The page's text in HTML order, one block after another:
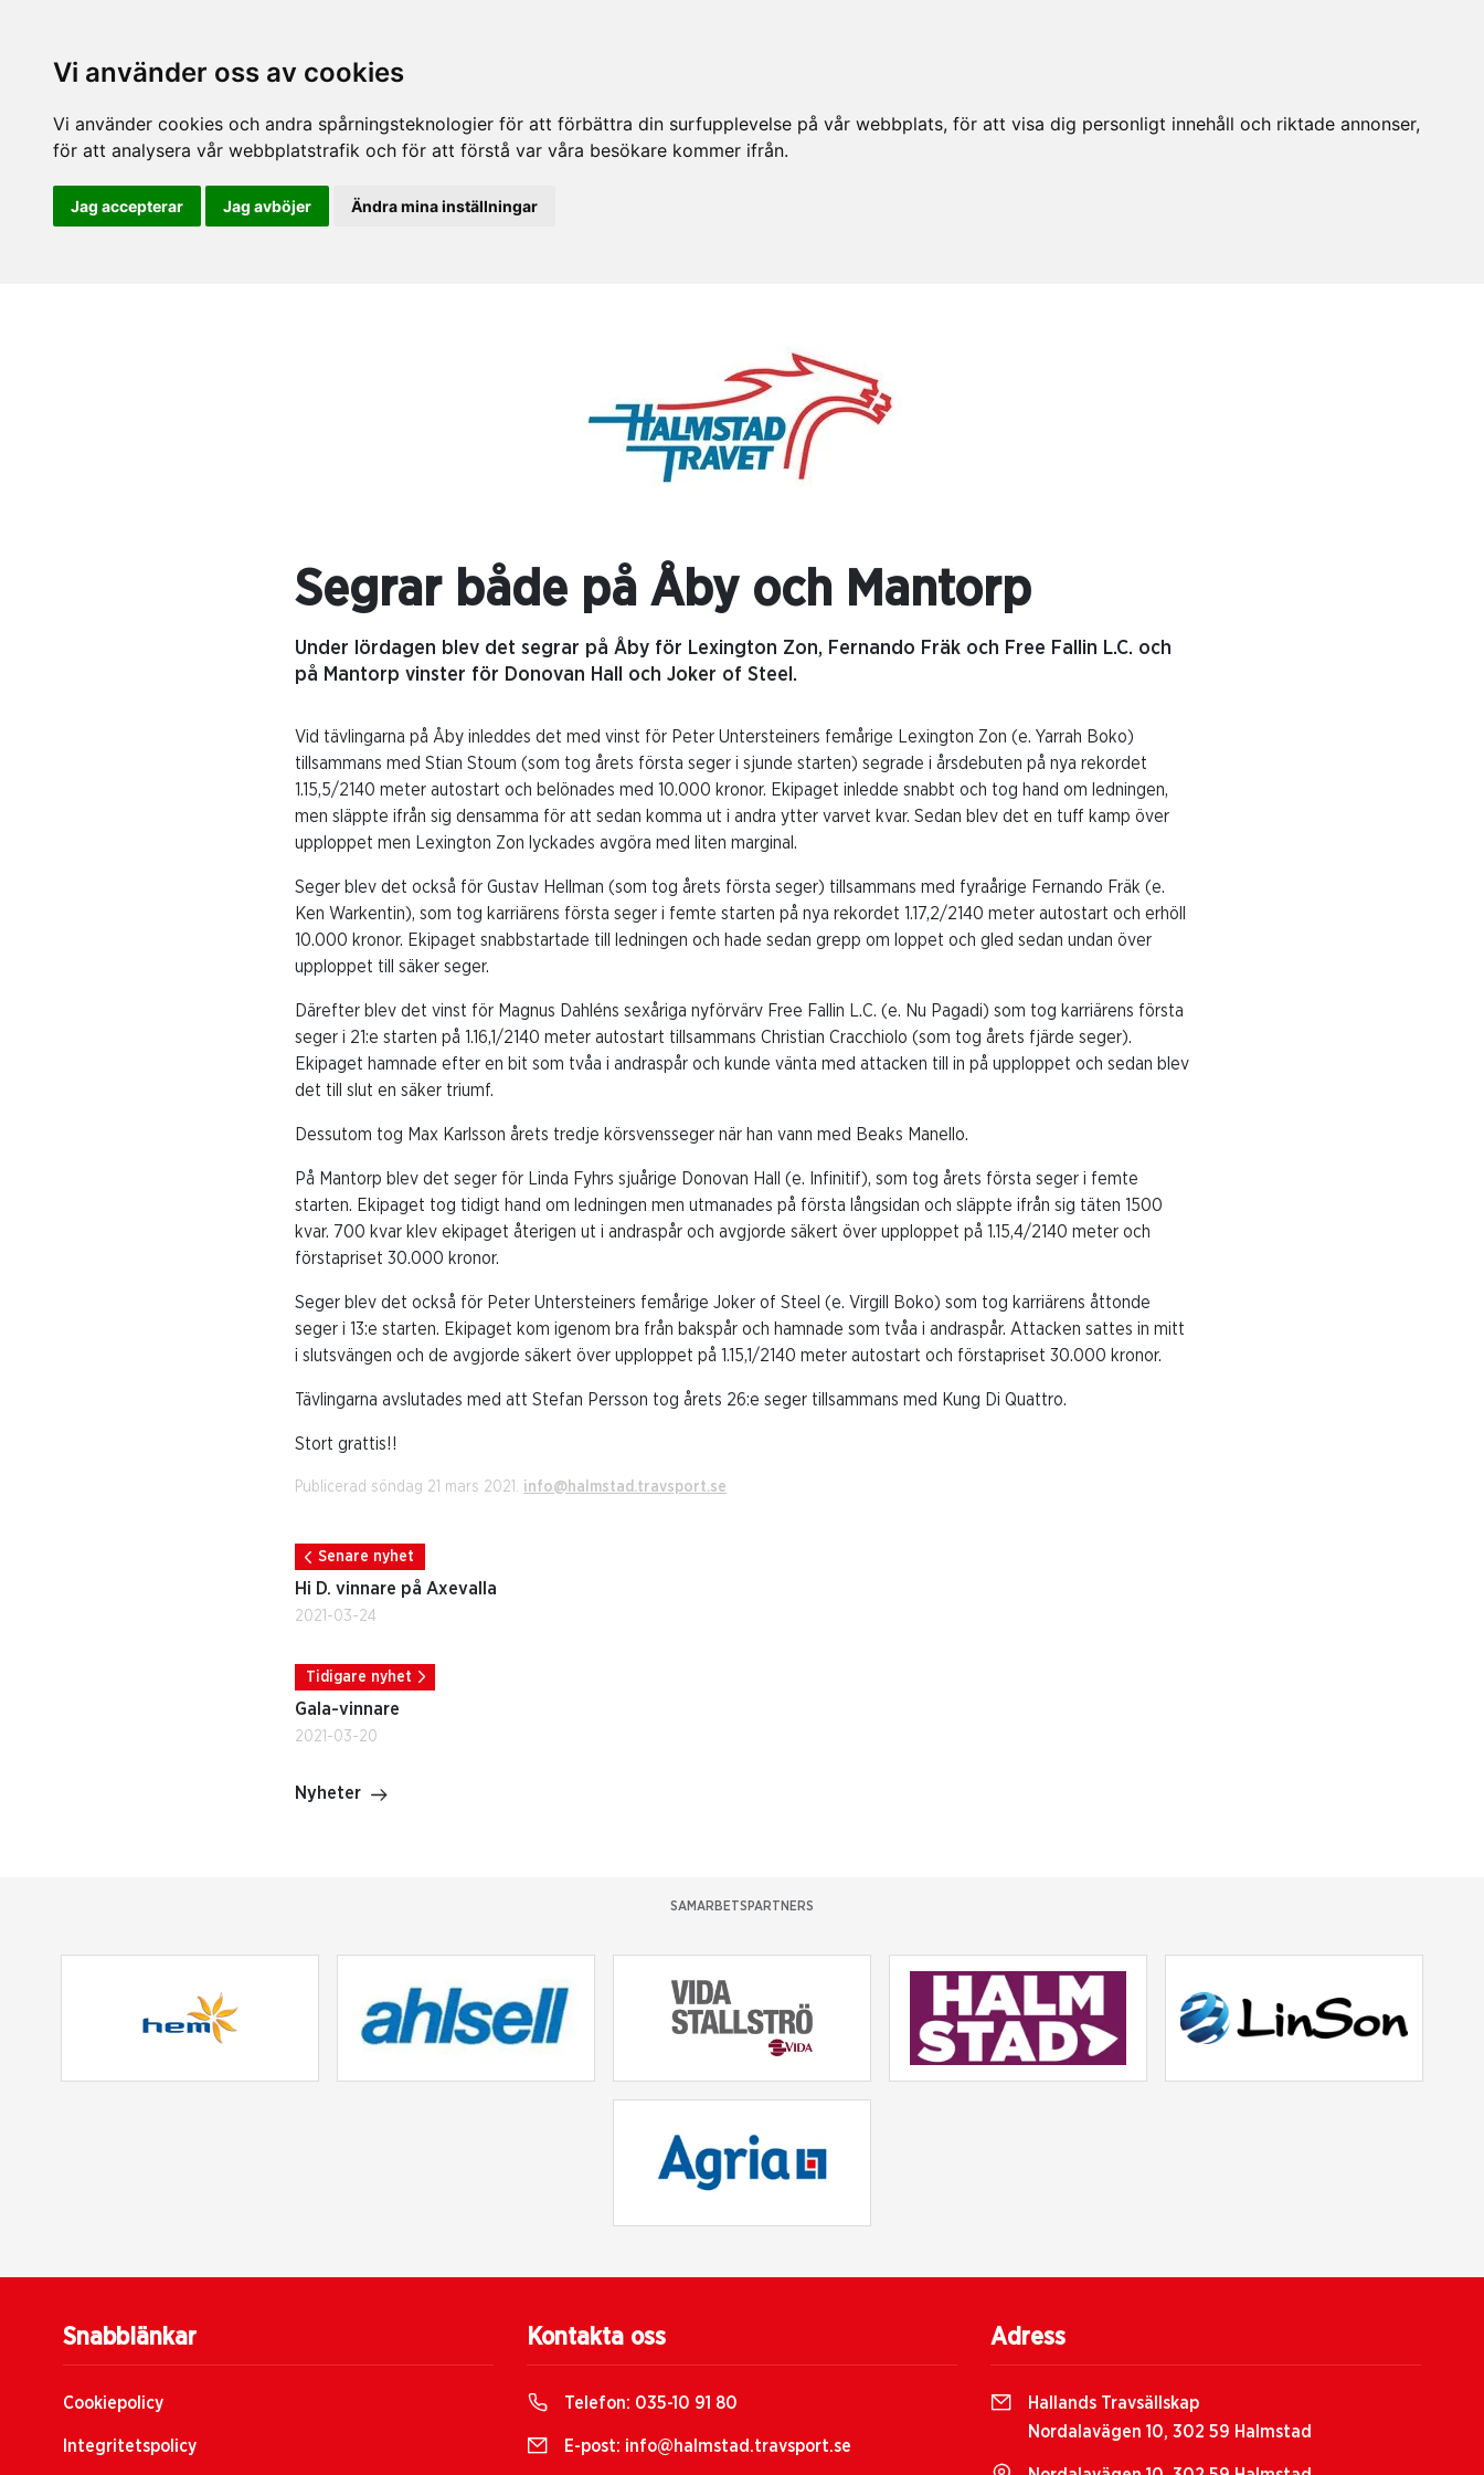
Vi använder oss av cookies
Vi använder cookies och andra spårningsteknologier för att förbättra din surfupplevelse på vår webbplats, för att visa dig personligt innehåll och riktade annonser,
för att analysera vår webbplatstrafik och för att förstå var våra besökare kommer ifrån.
Jag accepterar Jag avböjer Ändra mina inställningar
Segrar både på Åby och Mantorp
Under lördagen blev det segrar på Åby för Lexington Zon, Fernando Fräk och Free Fallin L.C. och
på Mantorp vinster för Donovan Hall och Joker of Steel.
Vid tävlingarna på Åby inleddes det med vinst för Peter Untersteiners femårige Lexington Zon (e. Yarrah Boko)
tillsammans med Stian Stoum (som tog årets första seger i sjunde starten) segrade i årsdebuten på nya rekordet
1.15,5/2140 meter autostart och belönades med 10.000 kronor. Ekipaget inledde snabbt och tog hand om ledningen,
men släppte ifrån sig densamma för att sedan komma ut i andra ytter varvet kvar. Sedan blev det en tuff kamp över
upploppet men Lexington Zon lyckades avgöra med liten marginal.
Seger blev det också för Gustav Hellman (som tog årets första seger) tillsammans med fyraårige Fernando Fräk (e.
Ken Warkentin), som tog karriärens första seger i femte starten på nya rekordet 1.17,2/2140 meter autostart och erhöll
10.000 kronor. Ekipaget snabbstartade till ledningen och hade sedan grepp om loppet och gled sedan undan över
upploppet till säker seger.
Därefter blev det vinst för Magnus Dahléns sexåriga nyförvärv Free Fallin L.C. (e. Nu Pagadi) som tog karriärens första
seger i 21:e starten på 1.16,1/2140 meter autostart tillsammans Christian Cracchiolo (som tog årets fjärde seger).
Ekipaget hamnade efter en bit som tvåa i andraspår och kunde vänta med attacken till in på upploppet och sedan blev
det till slut en säker triumf.
Dessutom tog Max Karlsson årets tredje körsvensseger när han vann med Beaks Manello.
På Mantorp blev det seger för Linda Fyhrs sjuårige Donovan Hall (e. Infinitif), som tog årets första seger i femte
starten. Ekipaget tog tidigt hand om ledningen men utmanades på första långsidan och släppte ifrån sig täten 1500
kvar. 700 kvar klev ekipaget återigen ut i andraspår och avgjorde säkert över upploppet på 1.15,4/2140 meter och
förstapriset 30.000 kronor.
Seger blev det också för Peter Untersteiners femårige Joker of Steel (e. Virgill Boko) som tog karriärens åttonde
seger i 13:e starten. Ekipaget kom igenom bra från bakspår och hamnade som tvåa i andraspår. Attacken sattes in mitt
i slutsvängen och de avgjorde säkert över upploppet på 1.15,1/2140 meter autostart och förstapriset 30.000 kronor.
Tävlingarna avslutades med att Stefan Persson tog årets 26:e seger tillsammans med Kung Di Quattro.
Stort grattis!!
Publicerad söndag 21 mars 2021. info@halmstad.travsport.se
Senare nyhet
Hi D. vinnare på Axevalla
2021-03-24
Tidigare nyhet
Gala-vinnare
2021-03-20
Nyheter
SAMARBETSPARTNERS
Snabblänkar
Cookiepolicy
Integritetspolicy
Kontakta oss
Telefon: 035-10 91 80
E-post: info@halmstad.travsport.se
Adress
Hallands Travsällskap
Nordalavägen 10, 302 59 Halmstad